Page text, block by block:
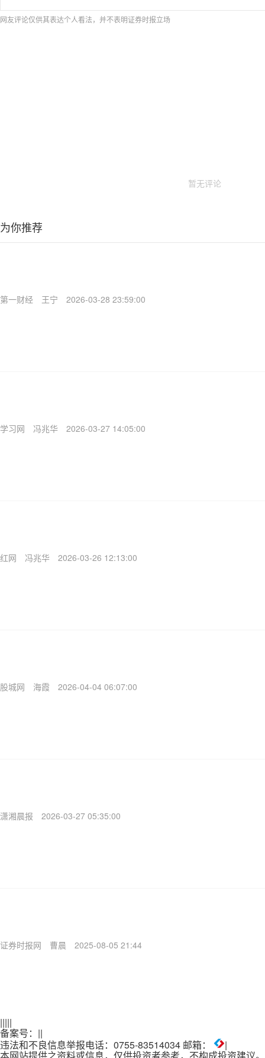
网友评论仅供其表达个人看法，并不表明证券时报立场
暂无评论
为你推荐
第一财经 王宁 2026-03-28 23:59:00
学习网 冯兆华 2026-03-27 14:05:00
红网 冯兆华 2026-03-26 12:13:00
股城网 海霞 2026-04-04 06:07:00
潇湘晨报 2026-03-27 05:35:00
证券时报网 曹晨 2025-08-05 21:44
|||||
备案号： ||
违法和不良信息举报电话：0755-83514034 邮箱：
|
本网站提供之资料或信息，仅供投资者参考，不构成投资建议。